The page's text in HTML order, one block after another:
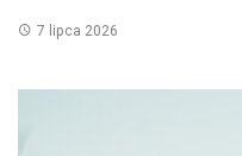
7 lipca 2026